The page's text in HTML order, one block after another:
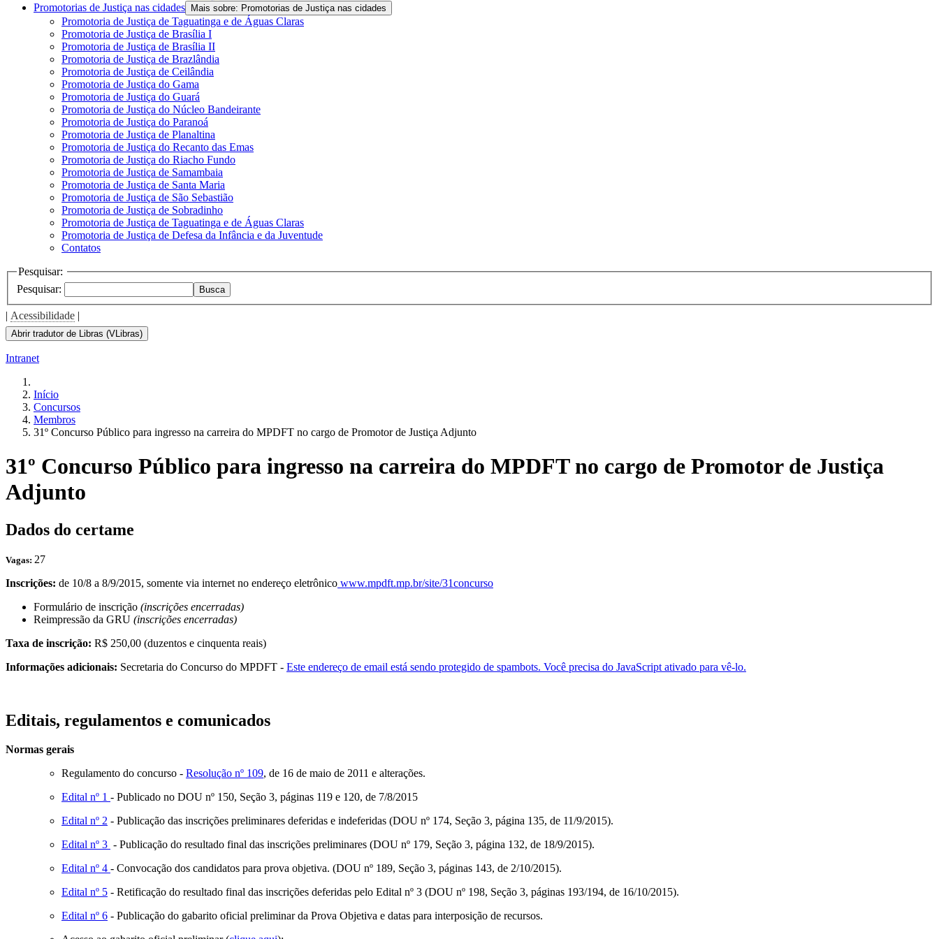
Promotorias de Justiça nas cidades
Mais sobre: Promotorias de Justiça nas cidades
Promotoria de Justiça de Taguatinga e de Águas Claras
Promotoria de Justiça de Brasília I
Promotoria de Justiça de Brasília II
Promotoria de Justiça de Brazlândia
Promotoria de Justiça de Ceilândia
Promotoria de Justiça do Gama
Promotoria de Justiça do Guará
Promotoria de Justiça do Núcleo Bandeirante
Promotoria de Justiça do Paranoá
Promotoria de Justiça de Planaltina
Promotoria de Justiça do Recanto das Emas
Promotoria de Justiça do Riacho Fundo
Promotoria de Justiça de Samambaia
Promotoria de Justiça de Santa Maria
Promotoria de Justiça de São Sebastião
Promotoria de Justiça de Sobradinho
Promotoria de Justiça de Taguatinga e de Águas Claras
Promotoria de Justiça de Defesa da Infância e da Juventude
Contatos
Pesquisar:
Pesquisar:
Busca
| Acessibilidade |
Abrir tradutor de Libras (VLibras)
Intranet
Início
Concursos
Membros
31º Concurso Público para ingresso na carreira do MPDFT no cargo de Promotor de Justiça Adjunto
31º Concurso Público para ingresso na carreira do MPDFT no cargo de Promotor de Justiça
Adjunto
Dados do certame
Vagas: 27
Inscrições: de 10/8 a 8/9/2015, somente via internet no endereço eletrônico www.mpdft.mp.br/site/31concurso
Formulário de inscrição (inscrições encerradas)
Reimpressão da GRU (inscrições encerradas)
Taxa de inscrição: R$ 250,00 (duzentos e cinquenta reais)
Informações adicionais: Secretaria do Concurso do MPDFT - Este endereço de email está sendo protegido de spambots. Você precisa do JavaScript ativado para vê-lo.
Editais, regulamentos e comunicados
Normas gerais
Regulamento do concurso - Resolução nº 109, de 16 de maio de 2011 e alterações.
Edital nº 1 - Publicado no DOU nº 150, Seção 3, páginas 119 e 120, de 7/8/2015
Edital nº 2 - Publicação das inscrições preliminares deferidas e indeferidas (DOU nº 174, Seção 3, página 135, de 11/9/2015).
Edital nº 3 - Publicação do resultado final das inscrições preliminares (DOU nº 179, Seção 3, página 132, de 18/9/2015).
Edital nº 4 - Convocação dos candidatos para prova objetiva. (DOU nº 189, Seção 3, páginas 143, de 2/10/2015).
Edital nº 5 - Retificação do resultado final das inscrições deferidas pelo Edital nº 3 (DOU nº 198, Seção 3, páginas 193/194, de 16/10/2015).
Edital nº 6 - Publicação do gabarito oficial preliminar da Prova Objetiva e datas para interposição de recursos.